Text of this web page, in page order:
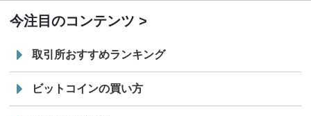
今注目のコンテンツ
取引所おすすめランキング
ビットコインの買い方